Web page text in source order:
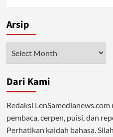
Arsip
Dari Kami
Redaksi
pembaca, cerpen, puisi, dan
Perhatikan kaidah bahasa.